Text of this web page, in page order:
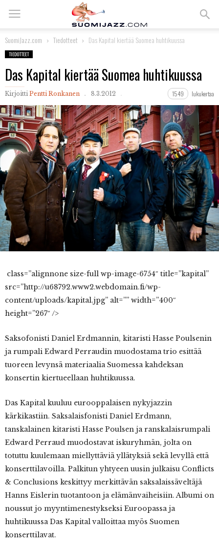
SuomiJazz.com Tiedotteet Das Kapital kiertää Suomea huhtikuussa
TIEDOTTEET
Das Kapital kiertää Suomea huhtikuussa
Kirjoitti Pentti Ronkanen 8.3.2012 1549 lukukertaa
class=”alignnone size-full wp-image-6754″ title=”kapital”
src=”http://u68792.www2.webdomain.fi/wp-
content/uploads/kapital.jpg” alt=”” width=”400″
height=”267″ />
Saksofonisti Daniel Erdmannin, kitaristi Hasse Poulsenin
ja rumpali Edward Perraudin muodostama trio esittää
tuoreen levynsä materiaalia Suomessa kahdeksan
konsertin kiertueellaan huhtikuussa.
Das Kapital kuuluu eurooppalaisen nykyjazzin
kärkikastiin. Saksalaisfonisti Daniel Erdmann,
tanskalainen kitaristi Hasse Poulsen ja ranskalaisrumpali
Edward Perraud muodostavat iskuryhmän, jolta on
totuttu kuulemaan miellyttäviä yllätyksiä sekä levyllä että
konserttilavoilla. Palkitun yhtyeen uusin julkaisu Conflicts
& Conclusions keskittyy merkittävän saksalaissäveltäjä
Hanns Eislerin tuotantoon ja elämänvaiheisiin. Albumi on
noussut jo myyntimenestykseksi Euroopassa ja
huhtikuussa Das Kapital valloittaa myös Suomen
konserttilavat.